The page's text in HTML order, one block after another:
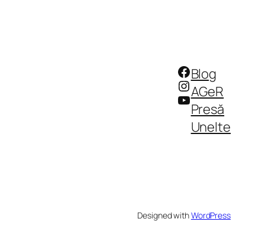
Facebook
Instagram
YouTube
Blog
AGeR
Presă
Unelte
Designed withWordPress